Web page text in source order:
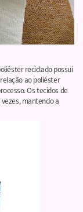
reciclado possui
ao poliéster
Os tecidos de
mantendo a